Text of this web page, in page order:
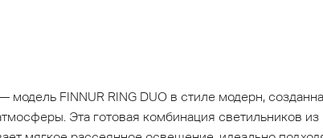
FINNUR RING DUO в стиле модерн,
Эта готовая комбинация светильников